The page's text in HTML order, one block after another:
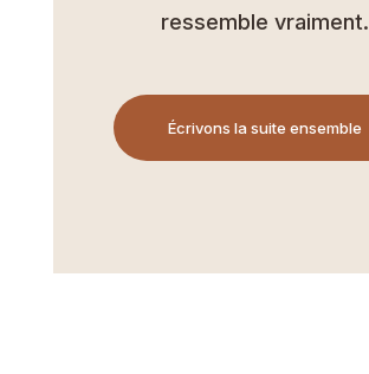
ressemble vraiment.
Écrivons la suite ensemble